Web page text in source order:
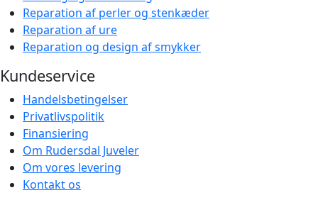
Reparation af perler og stenkæder
Reparation af ure
Reparation og design af smykker
Kundeservice
Handelsbetingelser
Privatlivspolitik
Finansiering
Om Rudersdal Juveler
Om vores levering
Kontakt os